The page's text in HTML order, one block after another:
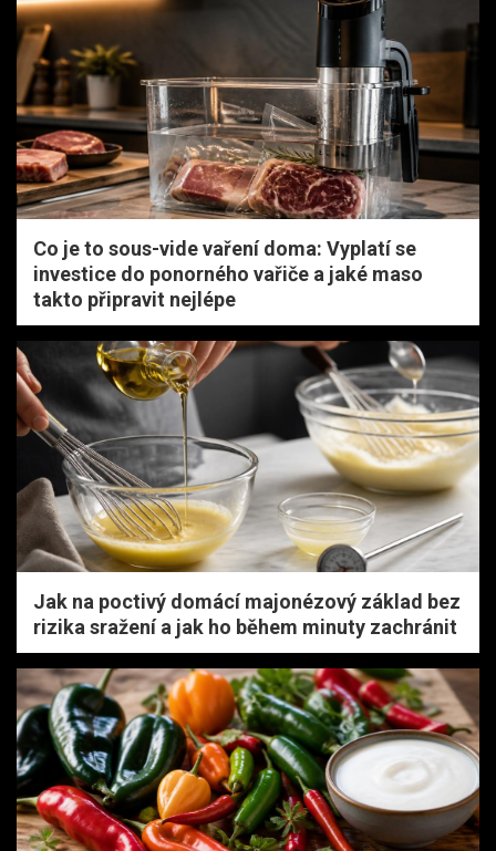
Co je to sous-vide vaření doma: Vyplatí se
investice do ponorného vařiče a jaké maso
takto připravit nejlépe
Jak na poctivý domácí majonézový základ bez
rizika sražení a jak ho během minuty zachránit